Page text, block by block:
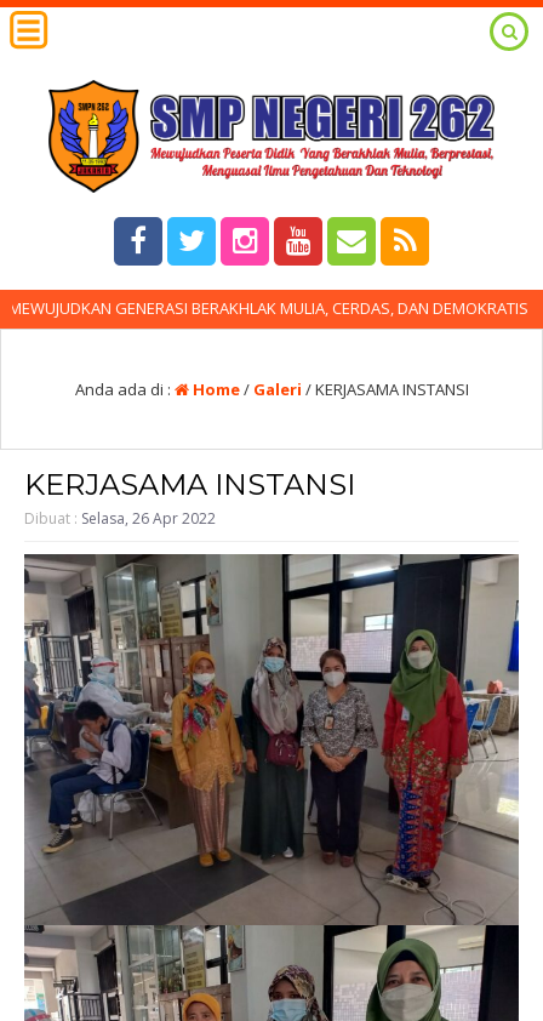
GENERASI BERAKHLAK MULIA, CERDAS, DAN DEMOKRATIS
Anda ada di : Home/ Galeri /KERJASAMA INSTANSI
KERJASAMA INSTANSI
Dibuat : Selasa, 26 Apr 2022